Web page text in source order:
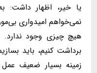
یا خیر، اظهار داشت:
نمی‌خواهم امیدواری
هیچ چیزی وجود ندارد.
برداشت کنیم، باید
زمینه بسیار ضعیف